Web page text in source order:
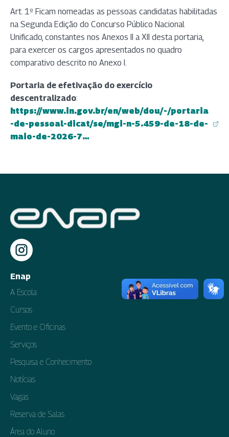
Art. 1º Ficam nomeadas as pessoas candidatas habilitadas
na Segunda Edição do Concurso Público Nacional
Unificado, constantes nos Anexos II a XII desta portaria,
para exercer os cargos apresentados no quadro
comparativo descrito no Anexo I.
Portaria de efetivação do exercício
descentralizado:
https://www.in.gov.br/en/web/dou/-/portaria
-de-pessoal-dicat/se/mgi-n-5.459-de-18-de-
maio-de-2026-7…
(abre em nova aba)
Enap
A Escola
Cursos
Evento e Oficinas
Serviços
Pesquisa e Conhecimento
Notícias
Vagas
Reserva de Salas
Área do Aluno